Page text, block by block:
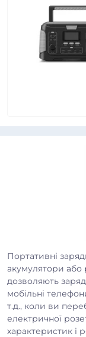
Портативні
акумулятори або
дозволяють
мобільні
т.д., коли ви
електричної
характеристик і